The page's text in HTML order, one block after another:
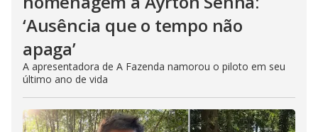
‘Ausência que o tempo não
apaga’
A apresentadora de A Fazenda namorou o piloto em seu
último ano de vida